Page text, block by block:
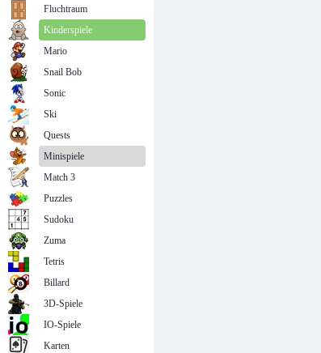
Fluchtraum
Kinderspiele
Mario
Snail Bob
Sonic
Ski
Quests
Minispiele
Match 3
Puzzles
Sudoku
Zuma
Tetris
Billard
3D-Spiele
IO-Spiele
Karten